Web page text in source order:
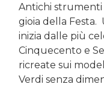
Antichi strumenti
gioia della Festa.
inizia dalle più
Cinquecento e
ricreate sui
Verdi senza